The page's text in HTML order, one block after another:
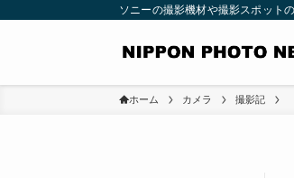
ソニーの撮影機材や撮影スポット
ホーム カメラ 撮影記